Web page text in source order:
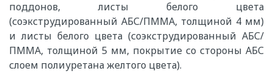
поддонов, листы белого цвета
(соэкструдированный АБС/ПММА, толщиной 4 мм)
и листы белого цвета (соэкструдированный АБС/
ПММА, толщиной 5 мм, покрытие со стороны АБС
слоем полиуретана желтого цвета).